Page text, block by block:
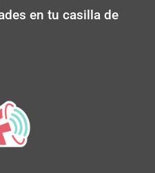
en tu casilla de